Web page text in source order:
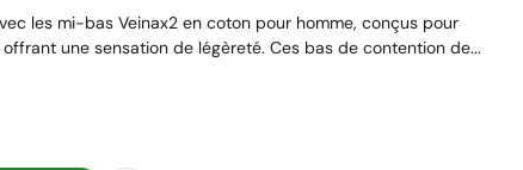
les mi-bas Veinax2 en coton pour homme, conçus pour
une sensation de légèreté. Ces bas de contention de...